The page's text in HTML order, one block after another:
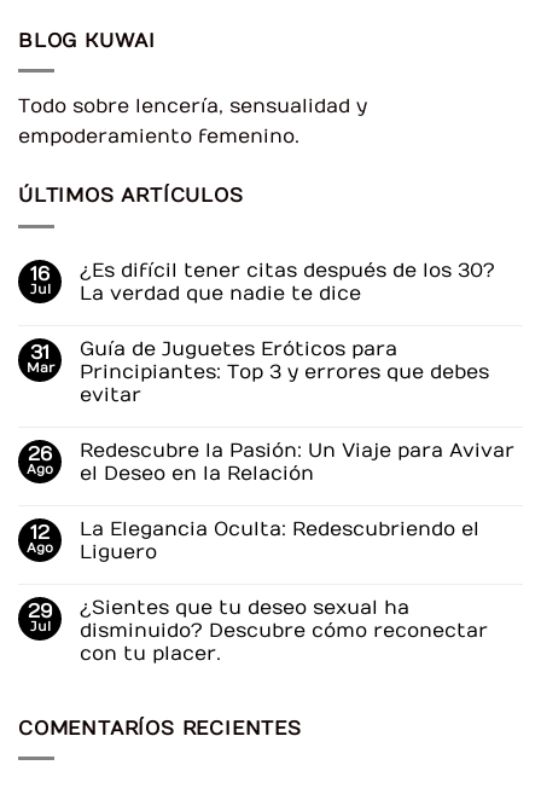
BLOG KUWAI
Todo sobre lencería, sensualidad y
empoderamiento femenino.
ÚLTIMOS ARTÍCULOS
16
Jul
¿Es difícil tener citas después de los 30?
La verdad que nadie te dice
comentarios
en
¿Es
difícil
después
de
los
verdad
que
nadie
31
Mar
Guía de Juguetes Eróticos para
Principiantes: Top 3 y errores que debes
evitar
comentarios
en
Guía
Eróticos
para
Principiantes:
y
errores
que
debes
26
Ago
Redescubre la Pasión: Un Viaje para Avivar
el Deseo en la Relación
comentarios
en
Redescubre
Un
Viaje
para
Avivar
la
Relación
12
Ago
La Elegancia Oculta: Redescubriendo el
Liguero
comentarios
en
La
Elegancia
Liguero
29
Jul
¿Sientes que tu deseo sexual ha
disminuido? Descubre cómo reconectar
con tu placer.
en
COMENTARÍOS RECIENTES